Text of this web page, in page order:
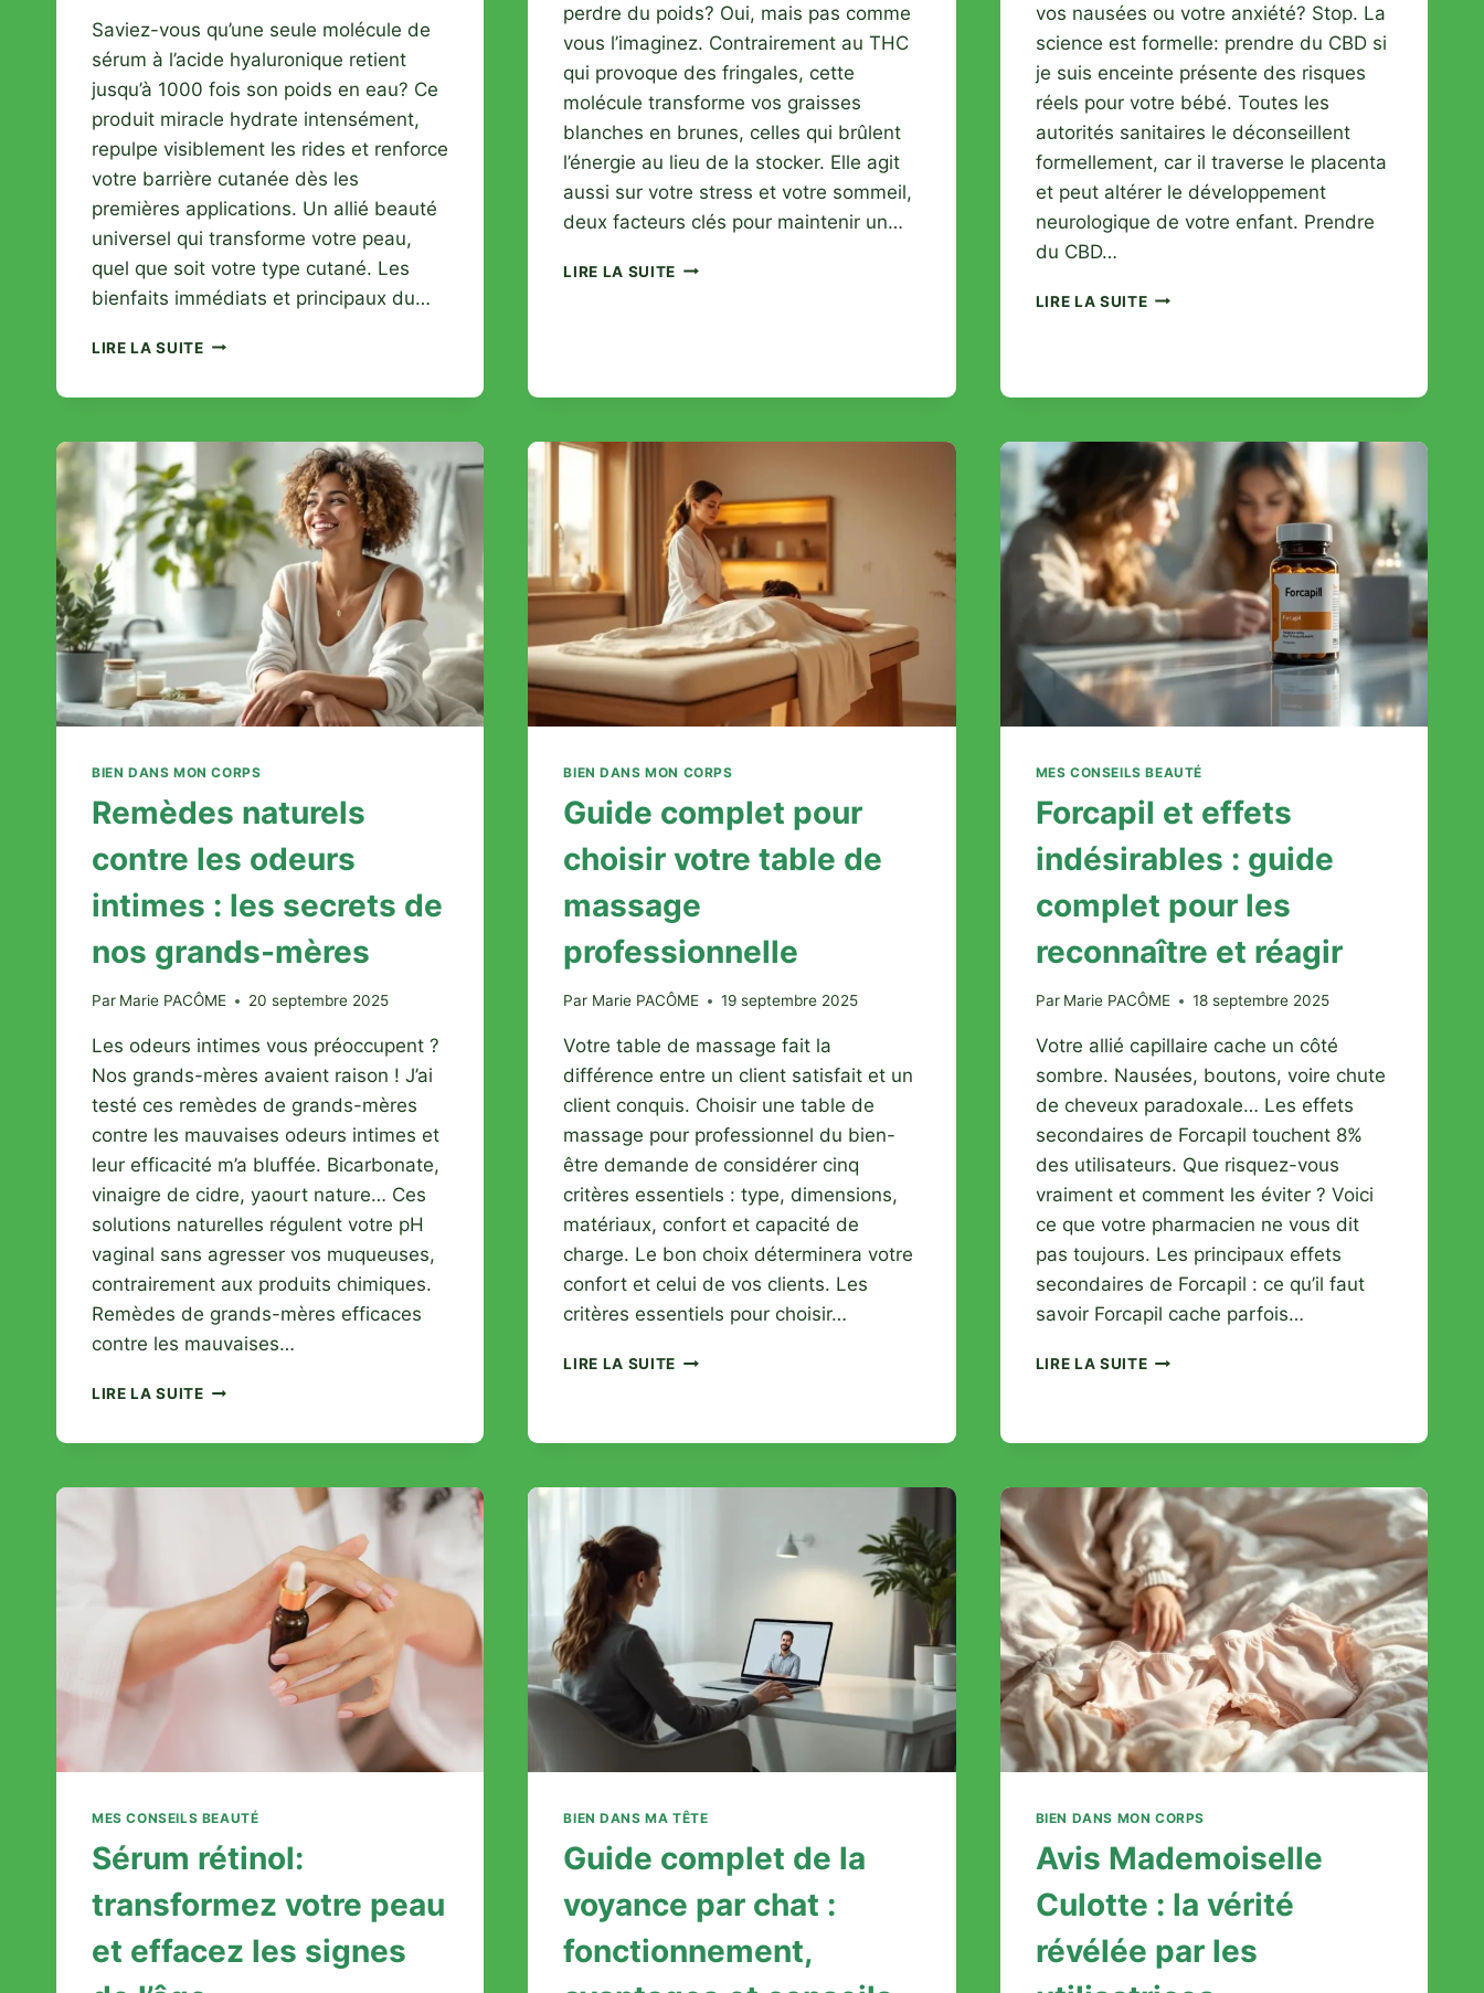
Saviez-vous qu’une seule molécule de
sérum à l’acide hyaluronique retient
jusqu’à 1000 fois son poids en eau? Ce
produit miracle hydrate intensément,
repulpe visiblement les rides et renforce
votre barrière cutanée dès les
premières applications. Un allié beauté
universel qui transforme votre peau,
quel que soit votre type cutané. Les
bienfaits immédiats et principaux du…
LIRE LA SUITESÉRUM
EFFETS
SPECTACULAIRES
QUE
VOUS
REMARQUEREZ
DÈS
PREMIÈRE
SEMAINE
perdre du poids? Oui, mais pas comme
vous l’imaginez. Contrairement au THC
qui provoque des fringales, cette
molécule transforme vos graisses
blanches en brunes, celles qui brûlent
l’énergie au lieu de la stocker. Elle agit
aussi sur votre stress et votre sommeil,
deux facteurs clés pour maintenir un…
LIRE LA SUITE COMMENT
DE
POIDS
vos nausées ou votre anxiété? Stop. La
science est formelle: prendre du CBD si
je suis enceinte présente des risques
réels pour votre bébé. Toutes les
autorités sanitaires le déconseillent
formellement, car il traverse le placenta
et peut altérer le développement
neurologique de votre enfant. Prendre
du CBD…
LIRE LA SUITECBD
PROUVÉS
POUR
VOTRE
BÉBÉ
BIEN DANS MON CORPS
Remèdes naturels
contre les odeurs
intimes : les secrets de
nos grands-mères
Par Marie PACÔME 20 septembre 2025
Les odeurs intimes vous préoccupent ?
Nos grands-mères avaient raison ! J’ai
testé ces remèdes de grands-mères
contre les mauvaises odeurs intimes et
leur efficacité m’a bluffée. Bicarbonate,
vinaigre de cidre, yaourt nature… Ces
solutions naturelles régulent votre pH
vaginal sans agresser vos muqueuses,
contrairement aux produits chimiques.
Remèdes de grands-mères efficaces
contre les mauvaises…
LIRE LA SUITEREMÈDES
SECRETS
DE
NOS
GRANDS-
BIEN DANS MON CORPS
Guide complet pour
choisir votre table de
massage
professionnelle
Par Marie PACÔME 19 septembre 2025
Votre table de massage fait la
différence entre un client satisfait et un
client conquis. Choisir une table de
massage pour professionnel du bien-
être demande de considérer cinq
critères essentiels : type, dimensions,
matériaux, confort et capacité de
charge. Le bon choix déterminera votre
confort et celui de vos clients. Les
critères essentiels pour choisir…
LIRE LA SUITE GUIDE
PROFESSIONNELLE
MES CONSEILS BEAUTÉ
Forcapil et effets
indésirables : guide
complet pour les
reconnaître et réagir
Par Marie PACÔME 18 septembre 2025
Votre allié capillaire cache un côté
sombre. Nausées, boutons, voire chute
de cheveux paradoxale… Les effets
secondaires de Forcapil touchent 8%
des utilisateurs. Que risquez-vous
vraiment et comment les éviter ? Voici
ce que votre pharmacien ne vous dit
pas toujours. Les principaux effets
secondaires de Forcapil : ce qu’il faut
savoir Forcapil cache parfois…
LIRE LA SUITEFORCAPIL
COMPLET
POUR
LES
RECONNAÎTRE
ET
RÉAGIR
MES CONSEILS BEAUTÉ
Sérum rétinol:
transformez votre peau
et effacez les signes
BIEN DANS MA TÊTE
Guide complet de la
voyance par chat :
fonctionnement,
BIEN DANS MON CORPS
Avis Mademoiselle
Culotte : la vérité
révélée par les